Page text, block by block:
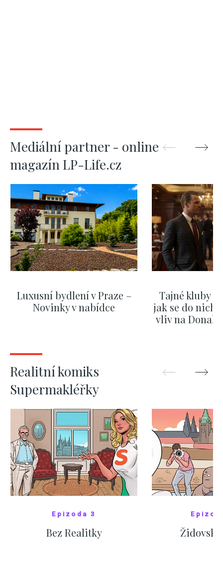
Mediální partner - online
magazín LP-Life.cz
Luxusní bydlení v Praze –
Novinky v nabídce
Tajné kluby
jak se do nich
vliv na
Realitní komiks
Supermakléřky
Epizoda 3
Bez Realitky